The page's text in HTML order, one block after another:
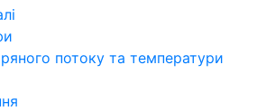
потоку та температури